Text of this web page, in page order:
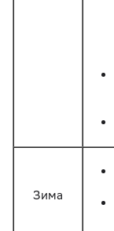
Зима